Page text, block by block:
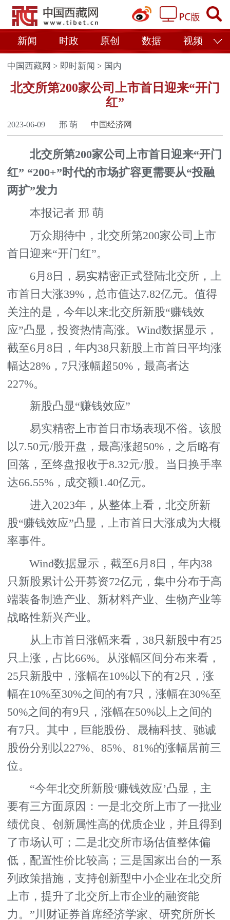
新闻 时政 原创 数据 视频
中国西藏网 > 即时新闻 > 国内
北交所第200家公司上市首日迎来“开门
红”
2023-06-09 邢 萌 中国经济网
北交所第200家公司上市首日迎来“开门
红” “200+”时代的市场扩容更需要从“投融
两扩”发力
本报记者 邢 萌
万众期待中，北交所第200家公司上市
首日迎来“开门红”。
6月8日，易实精密正式登陆北交所，上
市首日大涨39%，总市值达7.82亿元。值得
关注的是，今年以来北交所新股“赚钱效
应”凸显，投资热情高涨。Wind数据显示，
截至6月8日，年内38只新股上市首日平均涨
幅达28%，7只涨幅超50%，最高者达
227%。
新股凸显“赚钱效应”
易实精密上市首日市场表现不俗。该股
以7.50元/股开盘，最高涨超50%，之后略有
回落，至终盘报收于8.32元/股。当日换手率
达66.55%，成交额1.40亿元。
进入2023年，从整体上看，北交所新
股“赚钱效应”凸显，上市首日大涨成为大概
率事件。
Wind数据显示，截至6月8日，年内38
只新股累计公开募资72亿元，集中分布于高
端装备制造产业、新材料产业、生物产业等
战略性新兴产业。
从上市首日涨幅来看，38只新股中有25
只上涨，占比66%。从涨幅区间分布来看，
25只新股中，涨幅在10%以下的有2只，涨
幅在10%至30%之间的有7只，涨幅在30%至
50%之间的有9只，涨幅在50%以上之间的
有7只。其中，巨能股份、晟楠科技、驰诚
股份分别以227%、85%、81%的涨幅居前三
位。
“今年北交所新股‘赚钱效应’凸显，主
要有三方面原因：一是北交所上市了一批业
绩优良、创新属性高的优质企业，并且得到
了市场认可；二是北交所市场估值整体偏
低，配置性价比较高；三是国家出台的一系
列政策措施，支持创新型中小企业在北交所
上市，提升了北交所上市企业的融资能
力。”川财证券首席经济学家、研究所所长